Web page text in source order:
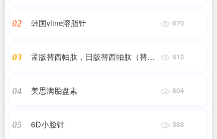
02 韩国vline溶脂针 670
03
孟版替西帕肽，日版替西帕肽（替尔
612
04 美思满胎盘素 604
05 6D小脸针 588